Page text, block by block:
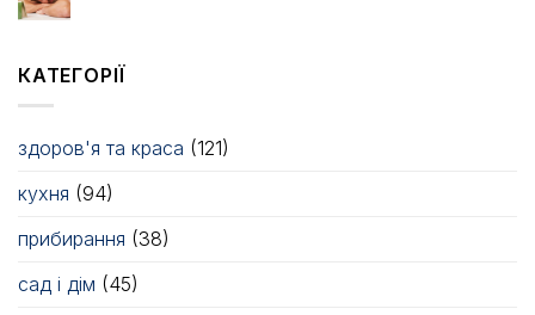
КАТЕГОРІЇ
здоров'я та краса (121)
кухня (94)
прибирання (38)
сад і дім (45)